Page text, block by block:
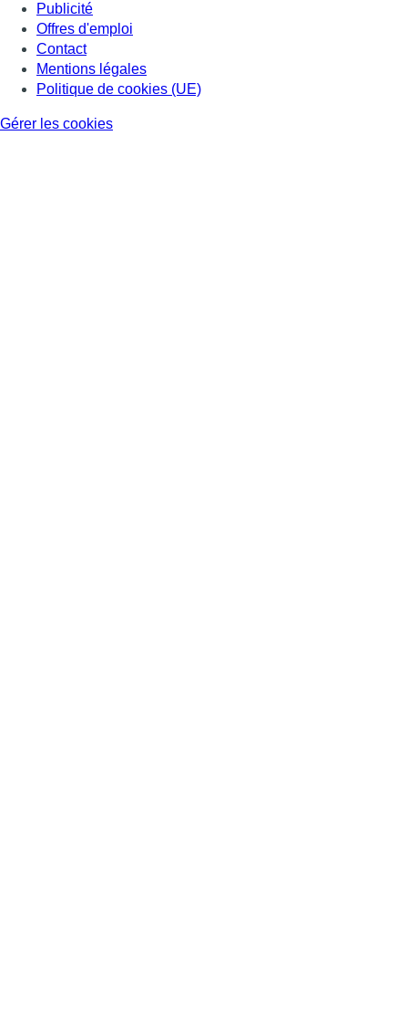
Publicité
Offres d'emploi
Contact
Mentions légales
Politique de cookies (UE)
Gérer les cookies